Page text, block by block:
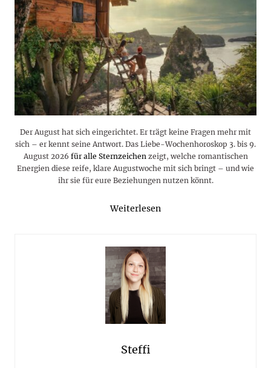
Der August hat sich eingerichtet. Er trägt keine Fragen mehr mit
sich – er kennt seine Antwort. Das Liebe-Wochenhoroskop 3. bis 9.
August 2026 für alle Sternzeichen zeigt, welche romantischen
Energien diese reife, klare Augustwoche mit sich bringt – und wie
ihr sie für eure Beziehungen nutzen könnt.
Weiterlesen
Steffi